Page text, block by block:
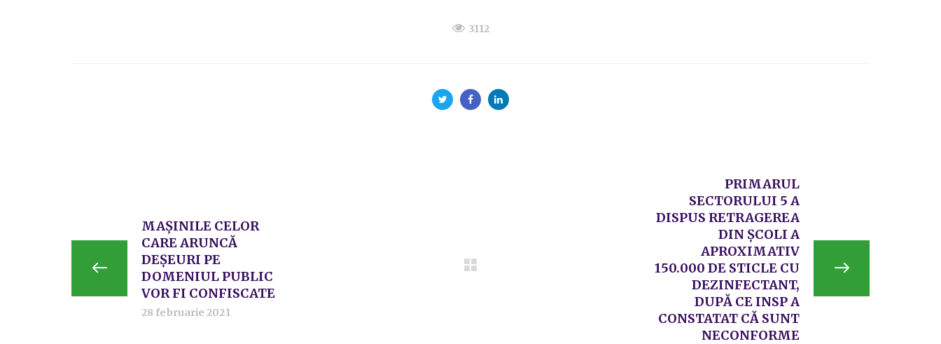
3112
MAȘINILE CELOR
CARE ARUNCĂ
DEȘEURI PE
DOMENIUL PUBLIC
VOR FI CONFISCATE
28 februarie 2021
PRIMARUL
SECTORULUI 5 A
DISPUS RETRAGEREA
DIN ȘCOLI A
APROXIMATIV
150.000 DE STICLE CU
DEZINFECTANT,
DUPĂ CE INSP A
CONSTATAT CĂ SUNT
NECONFORME